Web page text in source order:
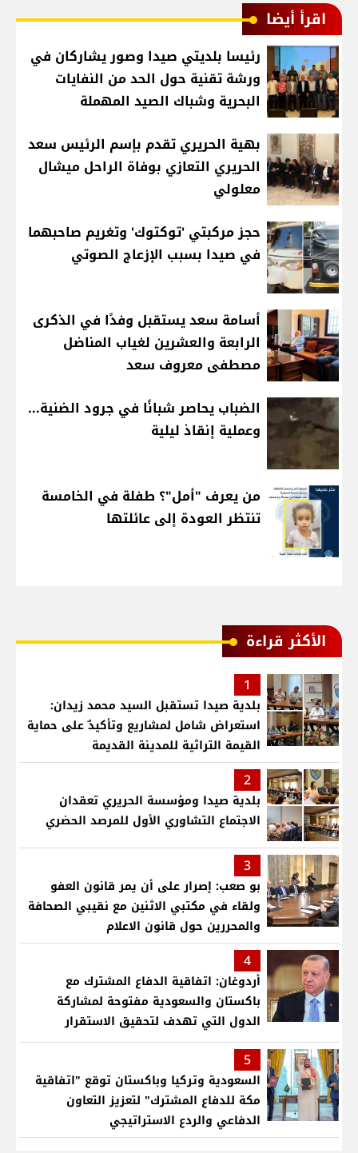
اقرأ أيضا
رئيسا بلديتي صيدا وصور يشاركان في
ورشة تقنية حول الحد من النفايات
البحرية وشباك الصيد المهملة
بهية الحريري تقدم بإسم الرئيس سعد
الحريري التعازي بوفاة الراحل ميشال
معلولي
حجز مركبتي 'توكتوك' وتغريم صاحبهما
في صيدا بسبب الإزعاج الصوتي
أسامة سعد يستقبل وفدًا في الذكرى
الرابعة والعشرين لغياب المناضل
مصطفى معروف سعد
الضباب يحاصر شبانًا في جرود الضنية...
وعملية إنقاذ ليلية
من يعرف "أمل"؟ طفلة في الخامسة
تنتظر العودة إلى عائلتها
الأكثر قراءة
1
بلدية صيدا تستقبل السيد محمد زيدان:
استعراض شامل لمشاريع وتأكيدٌ على حماية
القيمة التراثية للمدينة القديمة
2
بلدية صيدا ومؤسسة الحريري تعقدان
الاجتماع التشاوري الأول للمرصد الحضري
3
بو صعب: إصرار على أن يمر قانون العفو
ولقاء في مكتبي الاثنين مع نقيبي الصحافة
والمحررين حول قانون الاعلام
4
أردوغان: اتفاقية الدفاع المشترك مع
باكستان والسعودية مفتوحة لمشاركة
الدول التي تهدف لتحقيق الاستقرار
بمنطقتنا
5
السعودية وتركيا وباكستان توقع "اتفاقية
مكة للدفاع المشترك" لتعزيز التعاون
الدفاعي والردع الاستراتيجي